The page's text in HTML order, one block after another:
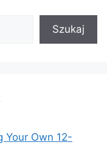
Szukaj
Your Own 12-